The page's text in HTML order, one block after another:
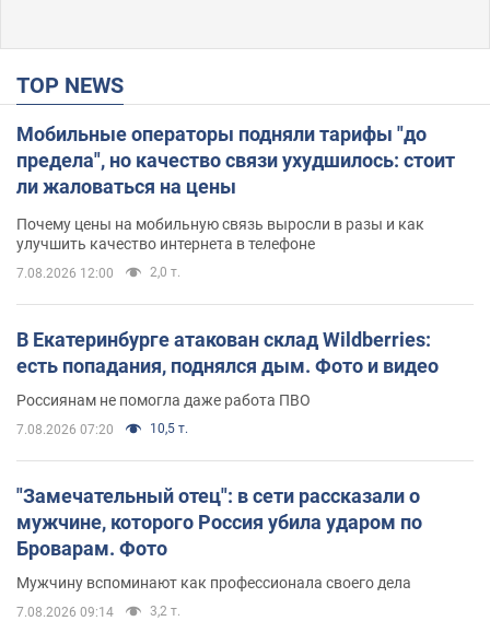
TOP NEWS
Мобильные операторы подняли тарифы "до
предела", но качество связи ухудшилось: стоит
ли жаловаться на цены
Почему цены на мобильную связь выросли в разы и как
улучшить качество интернета в телефоне
7.08.2026 12:00 2,0 т.
В Екатеринбурге атакован склад Wildberries:
есть попадания, поднялся дым. Фото и видео
Россиянам не помогла даже работа ПВО
7.08.2026 07:20 10,5 т.
"Замечательный отец": в сети рассказали о
мужчине, которого Россия убила ударом по
Броварам. Фото
Мужчину вспоминают как профессионала своего дела
7.08.2026 09:14 3,2 т.